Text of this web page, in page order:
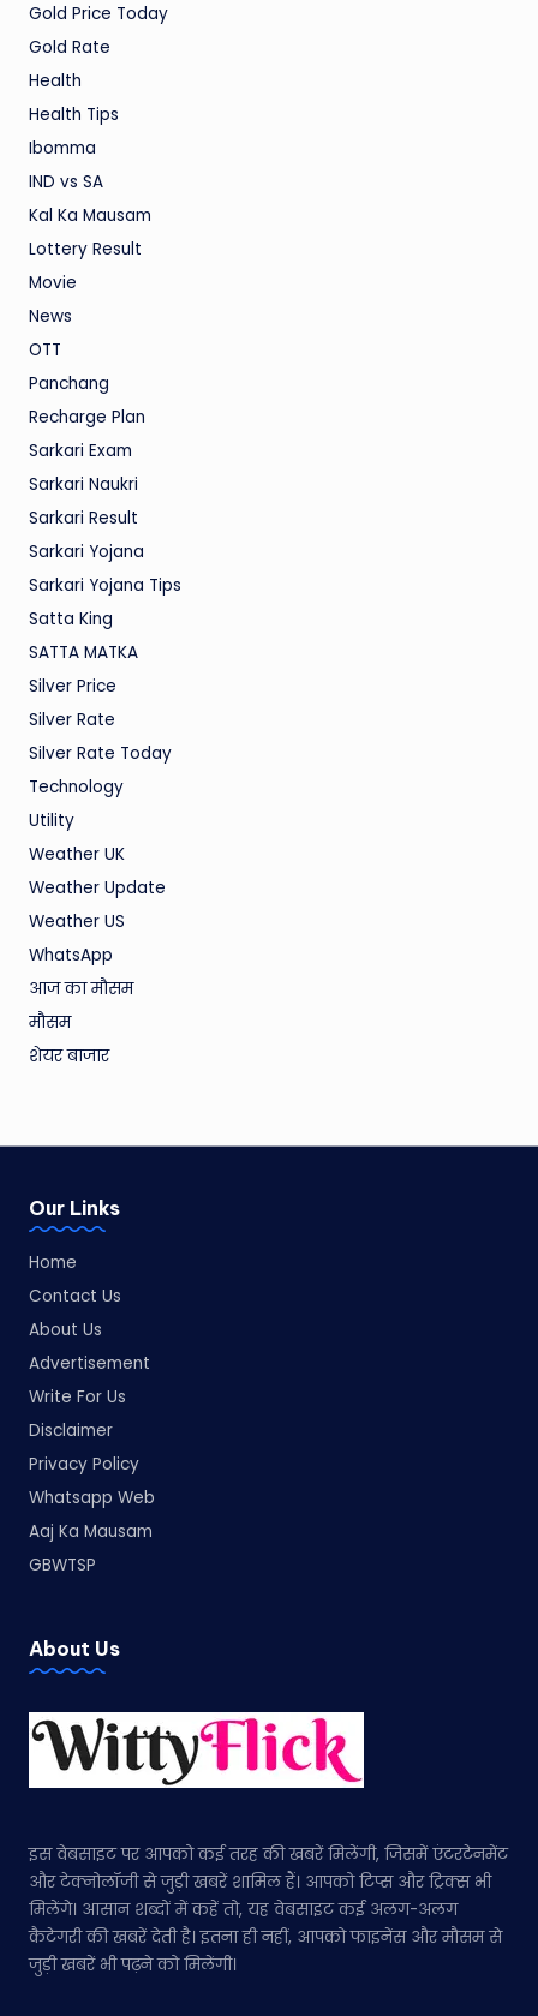
Gold Price Today
Gold Rate
Health
Health Tips
Ibomma
IND vs SA
Kal Ka Mausam
Lottery Result
Movie
News
OTT
Panchang
Recharge Plan
Sarkari Exam
Sarkari Naukri
Sarkari Result
Sarkari Yojana
Sarkari Yojana Tips
Satta King
SATTA MATKA
Silver Price
Silver Rate
Silver Rate Today
Technology
Utility
Weather UK
Weather Update
Weather US
WhatsApp
आज का मौसम
मौसम
शेयर बाजार
Our Links
Home
Contact Us
About Us
Advertisement
Write For Us
Disclaimer
Privacy Policy
Whatsapp Web
Aaj Ka Mausam
GBWTSP
About Us
इस वेबसाइट पर आपको कई तरह की खबरें मिलेंगी, जिसमें एंटरटेनमेंट
और टेक्नोलॉजी से जुड़ी खबरें शामिल हैं। आपको टिप्स और ट्रिक्स भी
मिलेंगे। आसान शब्दों में कहें तो, यह वेबसाइट कई अलग-अलग
कैटेगरी की खबरें देती है। इतना ही नहीं, आपको फाइनेंस और मौसम से
जुड़ी खबरें भी पढ़ने को मिलेंगी।